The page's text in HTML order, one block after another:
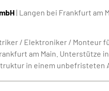
| Langen bei Frankfurt am
/ Elektroniker / Monteur
am Main. Unterstütze
in einem unbefristeten